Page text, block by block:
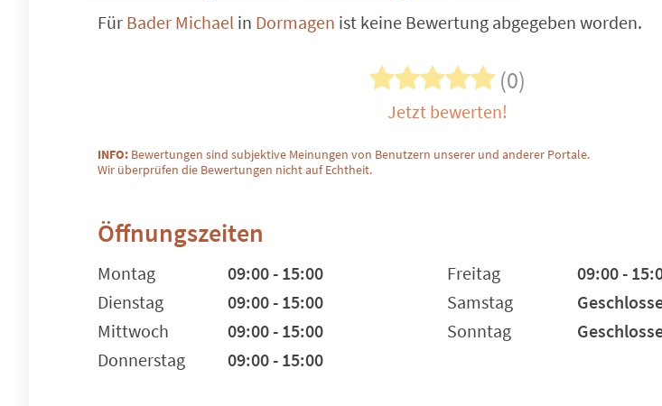
Für Bader Michael in Dormagen ist keine Bewertung abgegeben worden.
(0)
Jetzt bewerten!
INFO: Bewertungen sind subjektive Meinungen von Benutzern unserer und anderer Portale.
Wir überprüfen die Bewertungen nicht auf Echtheit.
Öffnungszeiten
Montag
09:00 - 15:00
Dienstag
09:00 - 15:00
Mittwoch
09:00 - 15:00
Donnerstag
09:00 - 15:00
Freitag
09:00 -
Samstag
Sonntag